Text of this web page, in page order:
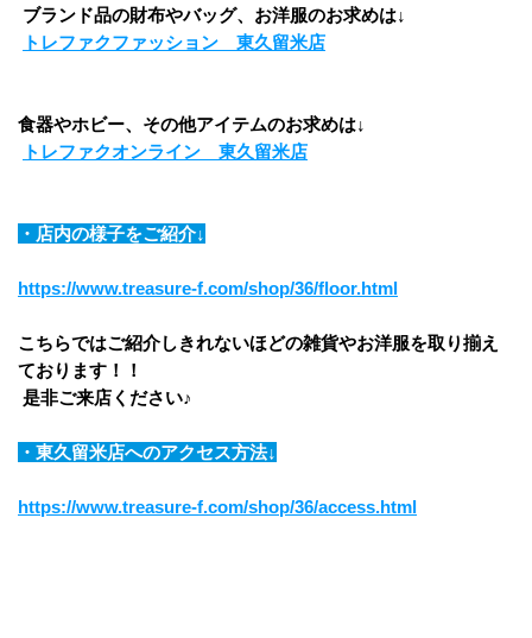
ブランド品の財布やバッグ、お洋服のお求めは↓
トレファクファッション　東久留米店
食器やホビー、その他アイテムのお求めは↓
トレファクオンライン　東久留米店
・店内の様子をご紹介↓
https://www.treasure-f.com/shop/36/floor.html
こちらではご紹介しきれないほどの雑貨やお洋服を取り揃え
ております！！
是非ご来店ください♪
・東久留米店へのアクセス方法↓
https://www.treasure-f.com/shop/36/access.html